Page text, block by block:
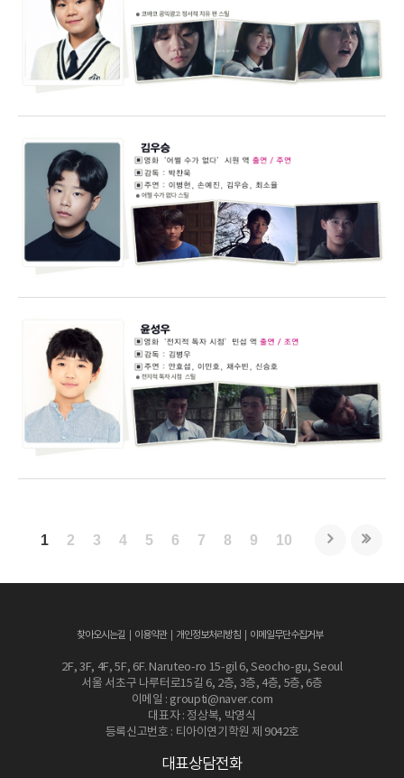
1 2 3 4 5 6 7 8 9 10
찾아오시는길 이용약관 개인정보처리방침 이메일무단수집거부
2F, 3F, 4F, 5F, 6F. Naruteo-ro 15-gil 6, Seocho-gu, Seoul
서울 서초구 나루터로15길 6, 2층, 3층, 4층, 5층, 6층
이메일 : groupti@naver.com
대표자 : 정상복, 박영식
등록신고번호 : 티아이연기학원 제 9042호
대표상담전화